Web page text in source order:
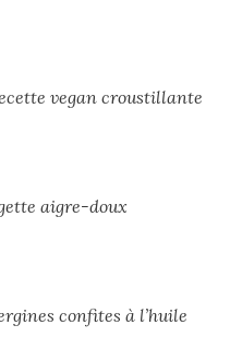
vegan croustillante
aigre-doux
confites à l’huile